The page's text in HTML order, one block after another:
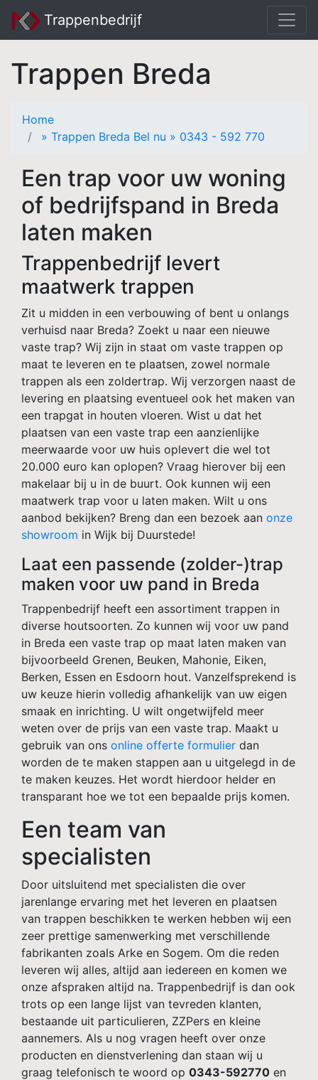
Trappenbedrijf
Trappen Breda
Home
» Trappen Breda Bel nu » 0343 - 592 770
Een trap voor uw woning
of bedrijfspand in Breda
laten maken
Trappenbedrijf levert
maatwerk trappen
Zit u midden in een verbouwing of bent u onlangs
verhuisd naar Breda? Zoekt u naar een nieuwe
vaste trap? Wij zijn in staat om vaste trappen op
maat te leveren en te plaatsen, zowel normale
trappen als een zoldertrap. Wij verzorgen naast de
levering en plaatsing eventueel ook het maken van
een trapgat in houten vloeren. Wist u dat het
plaatsen van een vaste trap een aanzienlijke
meerwaarde voor uw huis oplevert die wel tot
20.000 euro kan oplopen? Vraag hierover bij een
makelaar bij u in de buurt. Ook kunnen wij een
maatwerk trap voor u laten maken. Wilt u ons
aanbod bekijken? Breng dan een bezoek aan onze
showroom in Wijk bij Duurstede!
Laat een passende (zolder-)trap
maken voor uw pand in Breda
Trappenbedrijf heeft een assortiment trappen in
diverse houtsoorten. Zo kunnen wij voor uw pand
in Breda een vaste trap op maat laten maken van
bijvoorbeeld Grenen, Beuken, Mahonie, Eiken,
Berken, Essen en Esdoorn hout. Vanzelfsprekend is
uw keuze hierin volledig afhankelijk van uw eigen
smaak en inrichting. U wilt ongetwijfeld meer
weten over de prijs van een vaste trap. Maakt u
gebruik van ons online offerte formulier dan
worden de te maken stappen aan u uitgelegd in de
te maken keuzes. Het wordt hierdoor helder en
transparant hoe we tot een bepaalde prijs komen.
Een team van
specialisten
Door uitsluitend met specialisten die over
jarenlange ervaring met het leveren en plaatsen
van trappen beschikken te werken hebben wij een
zeer prettige samenwerking met verschillende
fabrikanten zoals Arke en Sogem. Om die reden
leveren wij alles, altijd aan iedereen en komen we
onze afspraken altijd na. Trappenbedrijf is dan ook
trots op een lange lijst van tevreden klanten,
bestaande uit particulieren, ZZPers en kleine
aannemers. Als u nog vragen heeft over onze
producten en dienstverlening dan staan wij u
graag telefonisch te woord op 0343-592770 en